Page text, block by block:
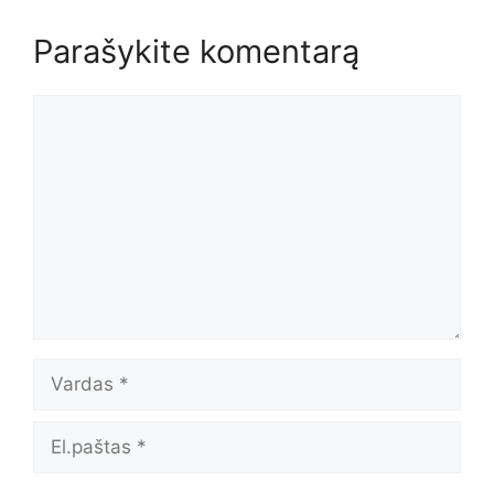
Parašykite komentarą
Vardas
El.paštas